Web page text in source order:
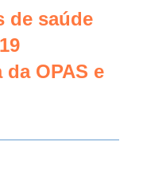
de saúde
OPAS e